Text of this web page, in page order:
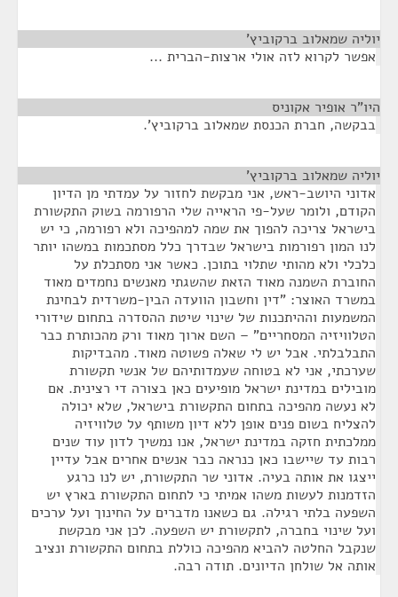
יוליה שמאלוב ברקוביץ'
אפשר לקרוא לזה אולי ארצות-הברית ...
היו"ר אופיר אקוניס
בבקשה, חברת הכנסת שמאלוב ברקוביץ'.
יוליה שמאלוב ברקוביץ'
אדוני היושב-ראש, אני מבקשת לחזור על עמדתי מן הדיון
הקודם, ולומר שעל-פי הראייה שלי הרפורמה בשוק התקשורת
בישראל צריכה להפוך את שמה למהפיכה ולא רפורמה, כי יש
לנו המון רפורמות בישראל שבדרך כלל מסתכמות במשהו יותר
כלכלי ולא מהותי שתלוי בתוכן. כאשר אני מסתכלת על
החוברת השמנה מאוד הזאת שהשגתי מאנשים נחמדים מאוד
במשרד האוצר: "דין וחשבון הוועדה הבין-משרדית לבחינת
המשמעות וההיתכנות של שינוי שיטת ההסדרה בתחום שידורי
הטלוויזיה המסחריים" – השם ארוך מאוד ורק מהכותרת כבר
התבלבלתי. אבל יש לי שאלה פשוטה מאוד. מהבדיקות
שערכתי, אני לא בטוחה שעמדותיהם של אנשי תקשורת
מובילים במדינת ישראל מופיעים כאן בצורה די רצינית. אם
לא נעשה מהפיכה בתחום התקשורת בישראל, שלא יכולה
להצליח בשום פנים אופן ללא דיון משותף על טלוויזיה
ממלכתית חזקה במדינת ישראל, אנו נמשיך לדון עוד שנים
רבות עד שיישבו כאן כנראה כבר אנשים אחרים אבל עדיין
ייצגו את אותה בעיה. אדוני שר התקשורת, יש לנו כרגע
הזדמנות לעשות משהו אמיתי כי לתחום התקשורת בארץ יש
השפעה בלתי רגילה. גם כשאנו מדברים על החינוך ועל ערכים
ועל שינוי בחברה, לתקשורת יש השפעה. לכן אני מבקשת
שנקבל החלטה להביא מהפיכה כוללת בתחום התקשורת ונציב
אותה אל שולחן הדיונים. תודה רבה.